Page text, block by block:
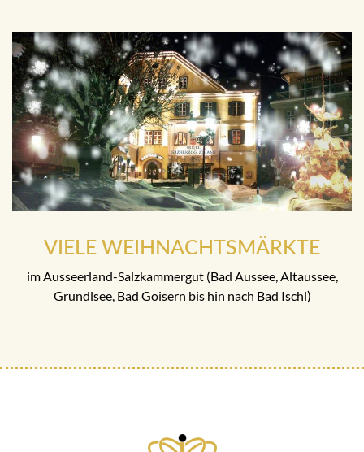
VIELE WEIHNACHTSMÄRKTE
im Ausseerland-Salzkammergut (Bad Aussee, Altaussee,
Grundlsee, Bad Goisern bis hin nach Bad Ischl)